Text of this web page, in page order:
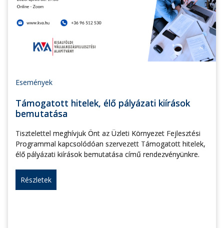
Események
Támogatott hitelek, élő pályázati kiírások
bemutatása
Tisztelettel meghívjuk Önt az Üzleti Környezet Fejlesztési
Programmal kapcsolódóan szervezett Támogatott hitelek,
élő pályázati kiírások bemutatása című rendezvényünkre.
Részletek